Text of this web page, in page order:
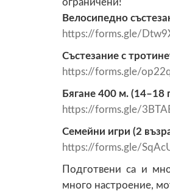
Велосипедно
https://forms.gle/
Състезание с
https://forms.gle/
Бягане 400 м. (14–18
https://forms.gle/
Семейни игри (2
https://forms.gle/
Подготвени са и
много настроение,